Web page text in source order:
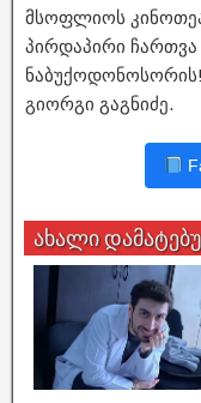
მსოფლიოს
პირდაპირი ჩართვა
გიორგი გაგნიძე.
ახალი